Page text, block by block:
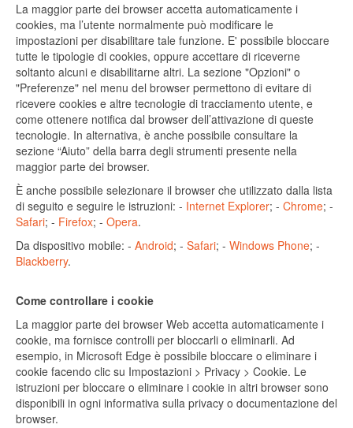
La maggior parte dei browser accetta automaticamente i
cookies, ma l’utente normalmente può modificare le
impostazioni per disabilitare tale funzione. E' possibile bloccare
tutte le tipologie di cookies, oppure accettare di riceverne
soltanto alcuni e disabilitarne altri. La sezione "Opzioni" o
"Preferenze" nel menu del browser permettono di evitare di
ricevere cookies e altre tecnologie di tracciamento utente, e
come ottenere notifica dal browser dell’attivazione di queste
tecnologie. In alternativa, è anche possibile consultare la
sezione “Aiuto” della barra degli strumenti presente nella
maggior parte dei browser.
È anche possibile selezionare il browser che utilizzato dalla lista
di seguito e seguire le istruzioni: - Internet Explorer; - Chrome; -
Safari; - Firefox; - Opera.
Da dispositivo mobile: - Android; - Safari; - Windows Phone; -
Blackberry.
Come controllare i cookie
La maggior parte dei browser Web accetta automaticamente i
cookie, ma fornisce controlli per bloccarli o eliminarli. Ad
esempio, in Microsoft Edge è possibile bloccare o eliminare i
cookie facendo clic su Impostazioni > Privacy > Cookie. Le
istruzioni per bloccare o eliminare i cookie in altri browser sono
disponibili in ogni informativa sulla privacy o documentazione del
browser.